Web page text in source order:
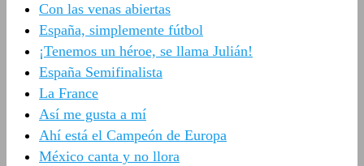
Con las venas abiertas
España, simplemente fútbol
¡Tenemos un héroe, se llama Julián!
España Semifinalista
La France
Así me gusta a mí
Ahí está el Campeón de Europa
México canta y no llora